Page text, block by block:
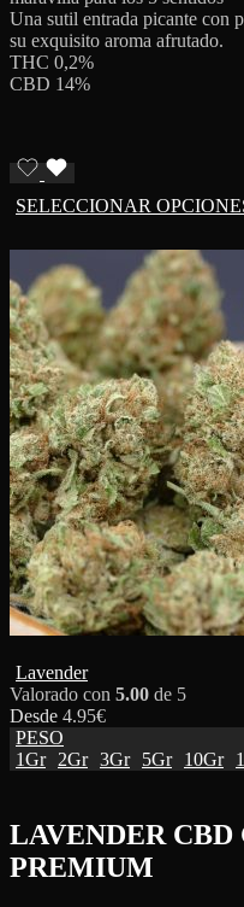
Una sutil entrada picante con
su exquisito aroma afrutado.
THC 0,2%
CBD 14%
SELECCIONAR
Lavender
Valorado con 5.00 de 5
Desde 4.95€
PESO
1Gr
2Gr 3Gr 5Gr 10Gr
LAVENDER CBD
PREMIUM